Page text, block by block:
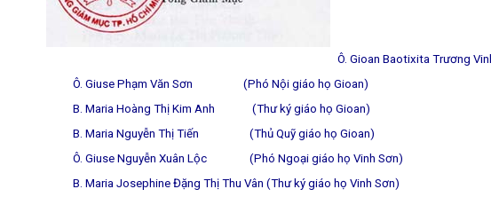
Ô. Gioan Baotixita Trương
Ô. Giuse Phạm Văn Sơn (Phó Nội giáo họ Gioan)
B. Maria Hoàng Thị Kim Anh (Thư ký giáo họ Gioan)
B. Maria Nguyễn Thị Tiến (Thủ Quỹ giáo họ Gioan)
Ô. Giuse Nguyễn Xuân Lộc (Phó Ngoại giáo họ Vinh Sơn)
B. Maria Josephine Đặng Thị Thu Vân (Thư ký giáo họ Vinh Sơn)